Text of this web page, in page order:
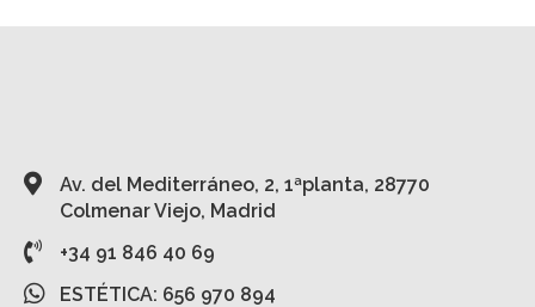
Av. del Mediterráneo, 2, 1ªplanta, 28770
Colmenar Viejo, Madrid
+34 91 846 40 69
ESTÉTICA: 656 970 894